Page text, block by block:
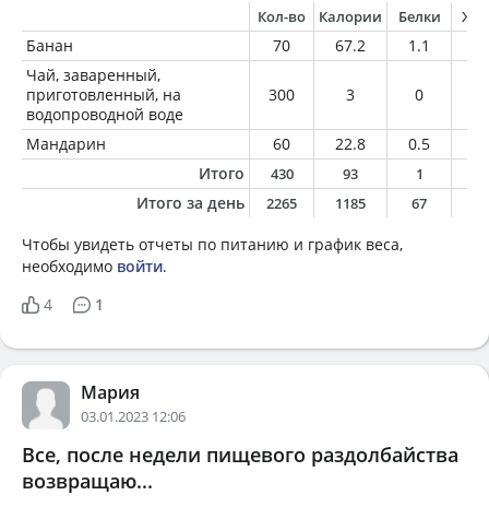
Кол-во Калории Белки
Банан 70 67.2 1.1
Чай, заваренный,
приготовленный, на
водопроводной воде
300 3 0
Мандарин 60 22.8 0.5
Итого
430 93 1
Итого за день 2265 1185 67
Чтобы увидеть отчеты по питанию и график веса,
необходимо войти.
4
1
Мария
03.01.2023 12:06
Все, после недели пищевого раздолбайства
возвращаю...